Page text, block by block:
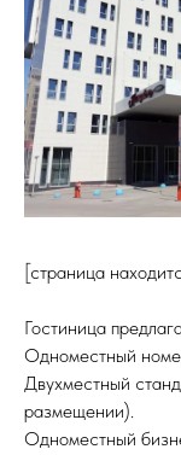
[страница
Гостиница
Одноместный
Двухместный
размещении).
Одноместный